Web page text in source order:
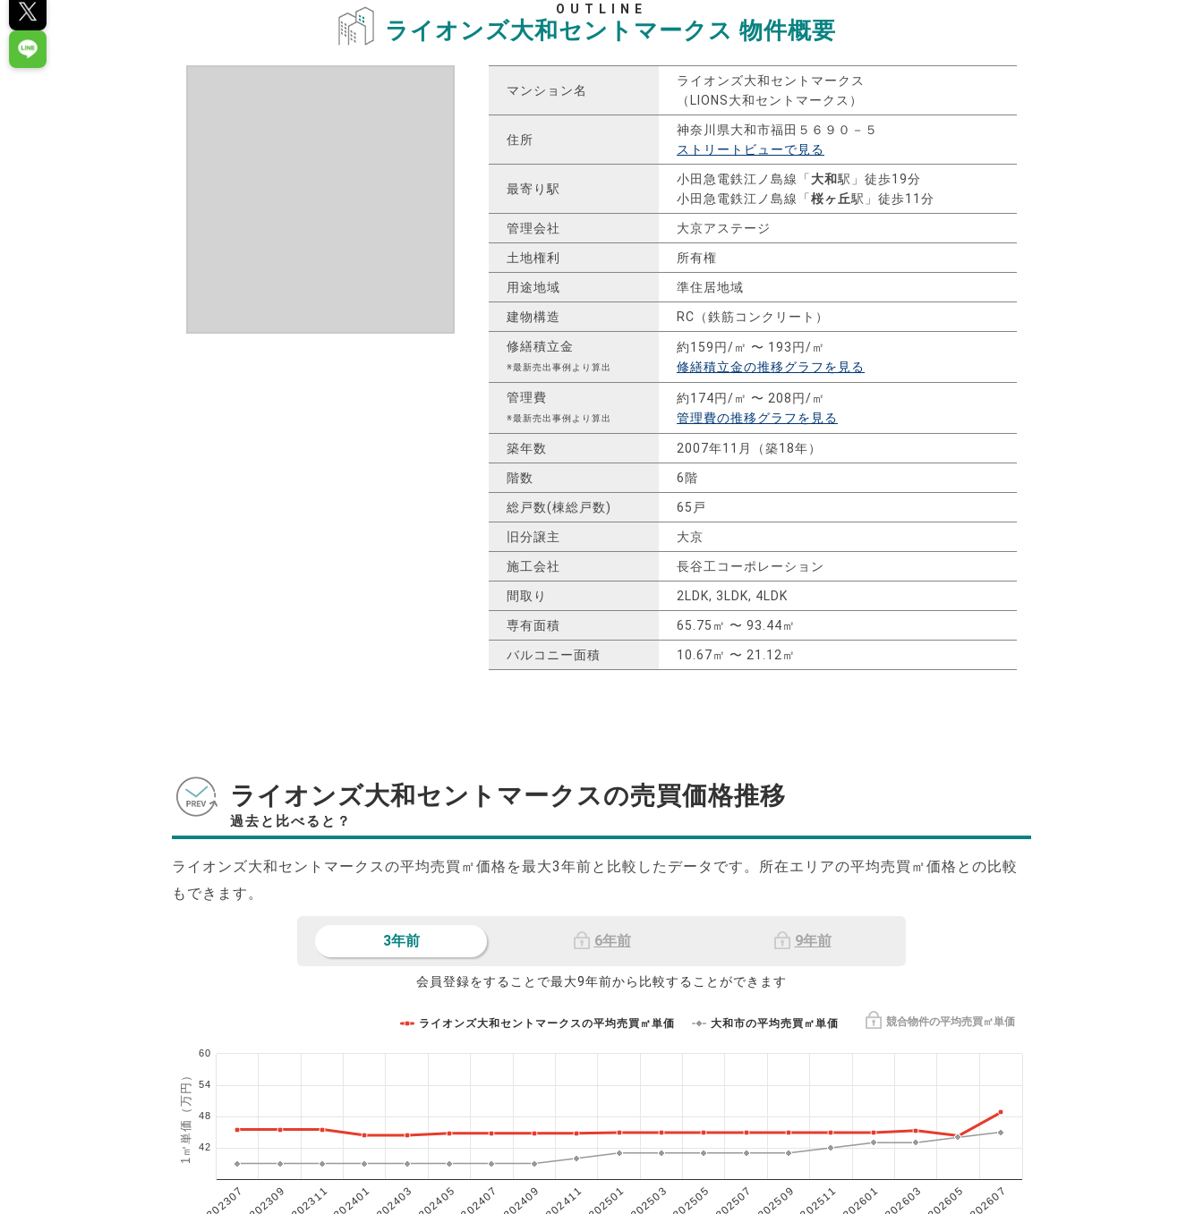
OUTLINE
ライオンズ大和セントマークス 物件概要
マンション名
ライオンズ大和セントマークス
（LIONS大和セントマークス）
住所
神奈川県大和市福田５６９０－５
ストリートビューで見る
最寄り駅
小田急電鉄江ノ島線「 大和駅」徒歩19分
小田急電鉄江ノ島線「 桜ヶ丘駅」徒歩11分
管理会社 大京アステージ
土地権利 所有権
用途地域 準住居地域
建物構造 RC（鉄筋コンクリート）
修繕積立金
※最新売出事例より算出
約159円/㎡ 〜 193円/㎡
修繕積立金の推移グラフを見る
管理費
※最新売出事例より算出
約174円/㎡ 〜 208円/㎡
管理費の推移グラフを見る
築年数 2007年11月（築18年）
階数 6階
総戸数(棟総戸数) 65戸
旧分譲主 大京
施工会社 長谷工コーポレーション
間取り 2LDK, 3LDK, 4LDK
専有面積 65.75㎡ 〜 93.44㎡
バルコニー面積 10.67㎡ 〜 21.12㎡
ライオンズ大和セントマークスの売買価格推移
過去と比べると？
ライオンズ大和セントマークスの平均売買㎡価格を最大3年前と比較したデータです。所在エリアの平均売買㎡価格との比較
もできます。
3年前 6年前 9年前
会員登録をすることで最大9年前から比較することができます
競合物件の平均売買㎡単価
1㎡単価（万円）
ライオンズ大和セントマークスの平均売買㎡単価 大和市の平均売買㎡単価
202307 202309 202311202401202403 202405202407 202409 202411202501202503202505 202507 202509202511202601202603 202605 202607
42
48
54
60